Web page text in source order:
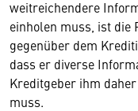
weitreichendere
einholen muss, ist die
gegenüber dem
dass er diverse
Kreditgeber ihm
muss.